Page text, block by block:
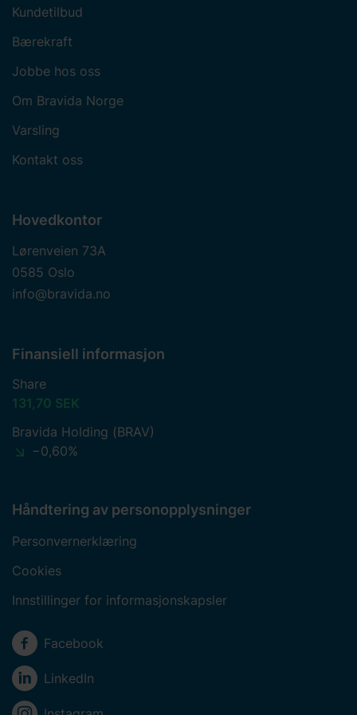
Kundetilbud
Bærekraft
Jobbe hos oss
Om Bravida Norge
Varsling
Kontakt oss
Hovedkontor
Lørenveien 73A
0585 Oslo
info@bravida.no
Finansiell informasjon
Share
131,70 SEK
Bravida Holding (BRAV)
−0,60%
Håndtering av personopplysninger
Personvernerklæring
Cookies
Innstillinger for informasjonskapsler
Sosiale medier
Facebook
LinkedIn